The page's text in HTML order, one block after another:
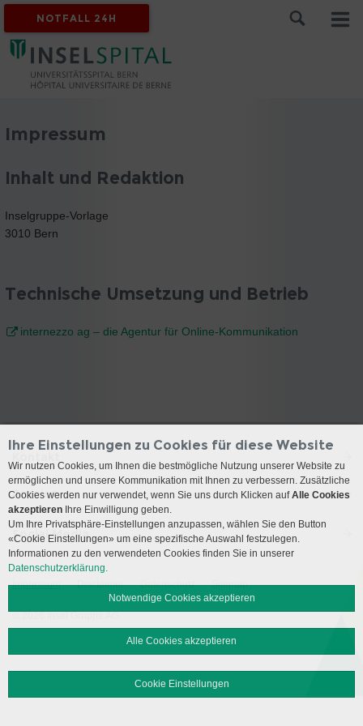
NOTFALL 24H
Impressum
Inhalt und Redaktion
Inselgruppe-Vorlage
3010 Bern
Technische Umsetzung und Betrieb
internezzo ag – die Agentur für Online-Kommunikation
Anreise
Social Media
Impressum Disclaimer Datenschutz Sitemap
Ihre Einstellungen zu Cookies für diese Website
Wir nutzen Cookies, um Ihnen die bestmögliche Nutzung unserer Website zu
ermöglichen und unsere Kommunikation mit Ihnen zu verbessern. Zusätzliche
Cookies werden nur verwendet, wenn Sie uns durch Klicken aufAlle Cookies
akzeptieren Ihre Einwilligung geben.
Um Ihre Privatsphäre-Einstellungen anzupassen, wählen Sie den Button
«Cookie Einstellungen» um eine spezifische Auswahl festzulegen.
Informationen zu den verwendeten Cookies finden Sie in unserer
Datenschutzerklärung.
Notwendige Cookies akzeptieren
Alle Cookies akzeptieren
Cookie Einstellungen